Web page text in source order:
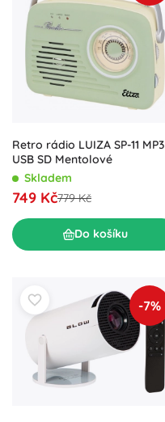
Retro rádio LUIZA SP-11 MP3
USB SD Mentolové
Skladem
749 Kč779 Kč
Do košíku
-7%